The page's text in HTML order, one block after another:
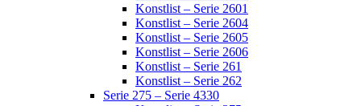
Konstlist – Serie 2601
Konstlist – Serie 2604
Konstlist – Serie 2605
Konstlist – Serie 2606
Konstlist – Serie 261
Konstlist – Serie 262
Serie 275 – Serie 4330